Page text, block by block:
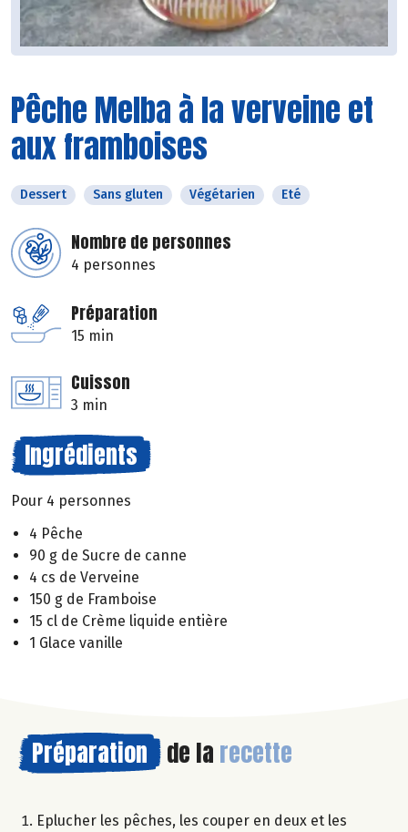
Pêche Melba à la verveine et
aux framboises
Dessert Sans gluten Végétarien Eté
Nombre de personnes
4 personnes
Préparation
15 min
Cuisson
3 min
Ingrédients
Pour 4 personnes
4 Pêche
90 g de Sucre de canne
4 cs de Verveine
150 g de Framboise
15 cl de Crème liquide entière
1 Glace vanille
Préparation de la recette
Eplucher les pêches, les couper en deux et les